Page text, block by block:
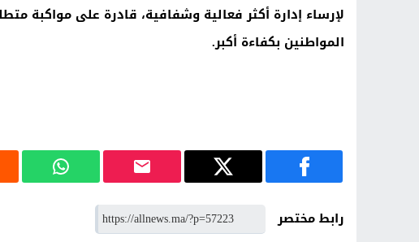
لإرساء إدارة أكثر فعالية وشفافية، قادرة على مواكبة
المواطنين بكفاءة أكبر.
رابط مختصر